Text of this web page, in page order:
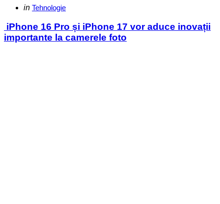
Categories
Posted
in Tehnologie
iPhone 16 Pro și iPhone 17 vor aduce inovații
importante la camerele foto